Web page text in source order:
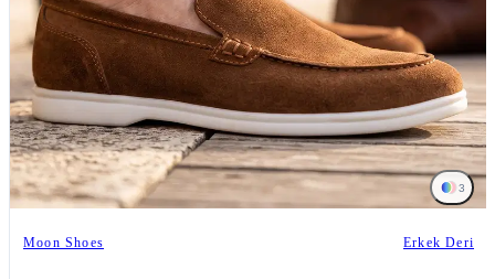
3
Moon Shoes Erkek Deri